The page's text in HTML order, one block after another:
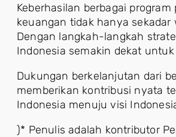
Keberhasilan berbagai
keuangan tidak hanya
Dengan langkah-langkah
Indonesia semakin dekat
Dukungan berkelanjutan dari
memberikan kontribusi nyata
Indonesia menuju visi
)* Penulis adalah kontributor